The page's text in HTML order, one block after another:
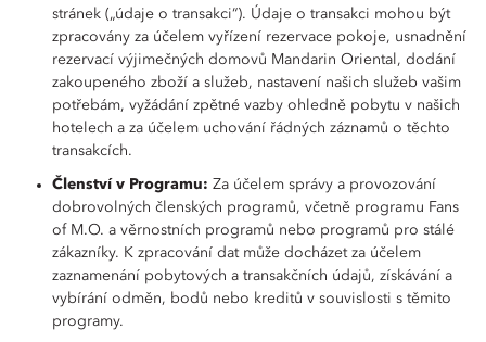
stránek („údaje o transakci“). Údaje o transakci mohou být
zpracovány za účelem vyřízení rezervace pokoje, usnadnění
rezervací výjimečných domovů Mandarin Oriental, dodání
zakoupeného zboží a služeb, nastavení našich služeb vašim
potřebám, vyžádání zpětné vazby ohledně pobytu v našich
hotelech a za účelem uchování řádných záznamů o těchto
transakcích.
Členství v Programu: Za účelem správy a provozování
dobrovolných členských programů, včetně programu Fans
of M.O. a věrnostních programů nebo programů pro stálé
zákazníky. K zpracování dat může docházet za účelem
zaznamenání pobytových a transakčních údajů, získávání a
vybírání odměn, bodů nebo kreditů v souvislosti s těmito
programy.